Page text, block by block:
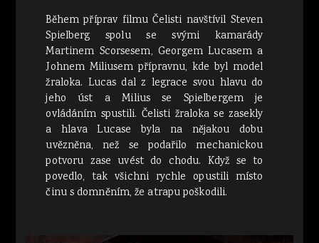
Během příprav filmu Čelisti navštívil Steven
Spielberg spolu se svými kamarády
Martinem Scorsesem, Georgem Lucasem a
Johnem Miliusem přípravnu, kde byl model
žraloka. Lucas dal z legrace svou hlavu do
jeho úst a Milius se Spielbergem je
ovládáním spustili. Čelisti žraloka se zasekly
a hlava Lucase byla na nějakou dobu
uvězněna, než se podařilo mechanickou
potvoru zase uvést do chodu. Když se to
povedlo, tak všichni rychle opustili místo
činu s domněním, že atrapu poškodili.